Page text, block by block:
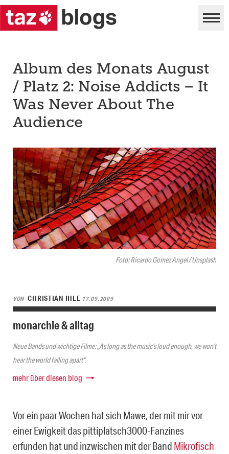
Foto: Ricardo Gomez Angel / Unsplash
Album des Monats August
/ Platz 2: Noise Addicts – It
Was Never About The
Audience
VON CHRISTIAN IHLE 17.09.2009
monarchie & alltag
Neue Bands und wichtige Filme: „As long as the music’s loud enough, we won’t
hear the world falling apart“.
mehr über diesen blog
Vor ein paar Wochen hat sich Mawe, der mit mir vor
einer Ewigkeit das pittiplatsch3000-Fanzines
erfunden hat und inzwischen mit der Band Mikrofisch